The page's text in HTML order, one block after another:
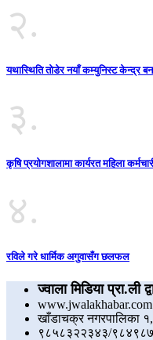
२.
यथास्थिति तोडेर नयाँ कम्युनिस्ट केन्द्र
३.
कृषि प्रयोगशालामा कार्यरत महिला
४.
रविले गरे धार्मिक अगुवासँग छलफल
ज्वाला मिडिया प्रा.ली
www.jwalakhabar.com
खाँडाचक्र नगरपालिका
९८५८३२२३४३/